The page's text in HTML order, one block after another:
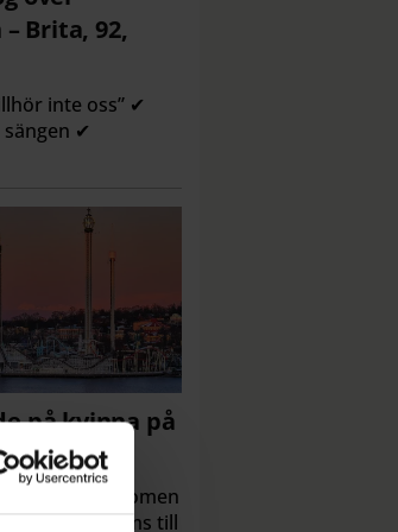
Brita, 92,
inte oss” ✔
✔
på kvinna på
fastställer domen
på sig ✔ Döms till